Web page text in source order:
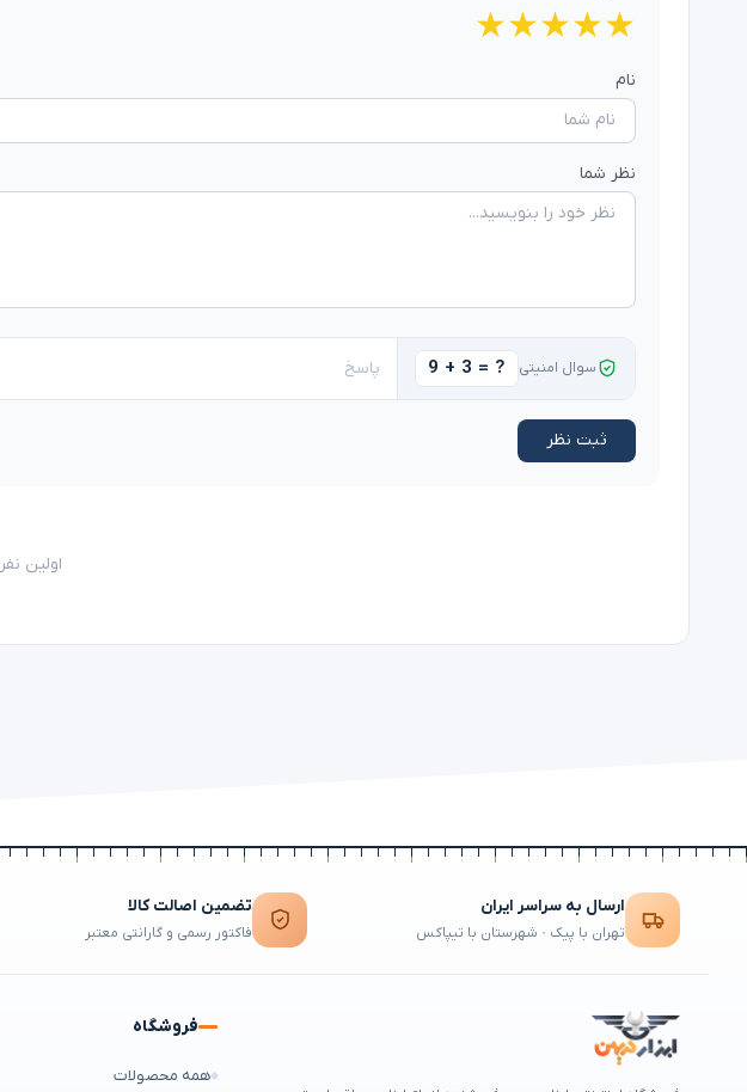
★
★
★
★
★
نام
نظر شما
سوال امنیتی 9 + 3 = ?
ثبت نظر
اولین
ارسال به سراسر ایران
تهران با پیک · شهرستان با تیپاکس
تضمین اصالت کالا
فاکتور رسمی و گارانتی معتبر
فروشگاه
همه محصولات